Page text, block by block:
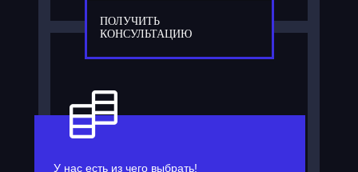
ПОЛУЧИТЬ
КОНСУЛЬТАЦИЮ
У нас есть из чего выбрать!